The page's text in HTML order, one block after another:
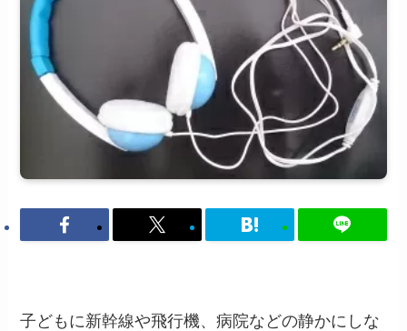
子どもに新幹線や飛行機、病院などの静かにしな